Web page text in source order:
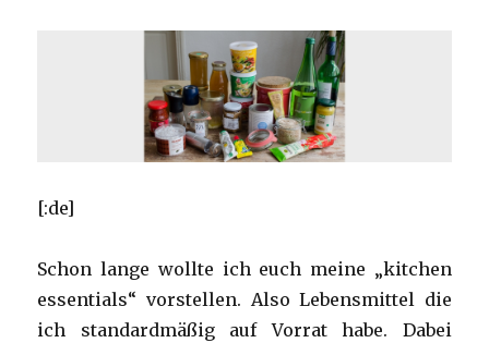
[:de]
Schon lange wollte ich euch meine „kitchen
essentials“ vorstellen. Also Lebensmittel die
ich standardmäßig auf Vorrat habe. Dabei